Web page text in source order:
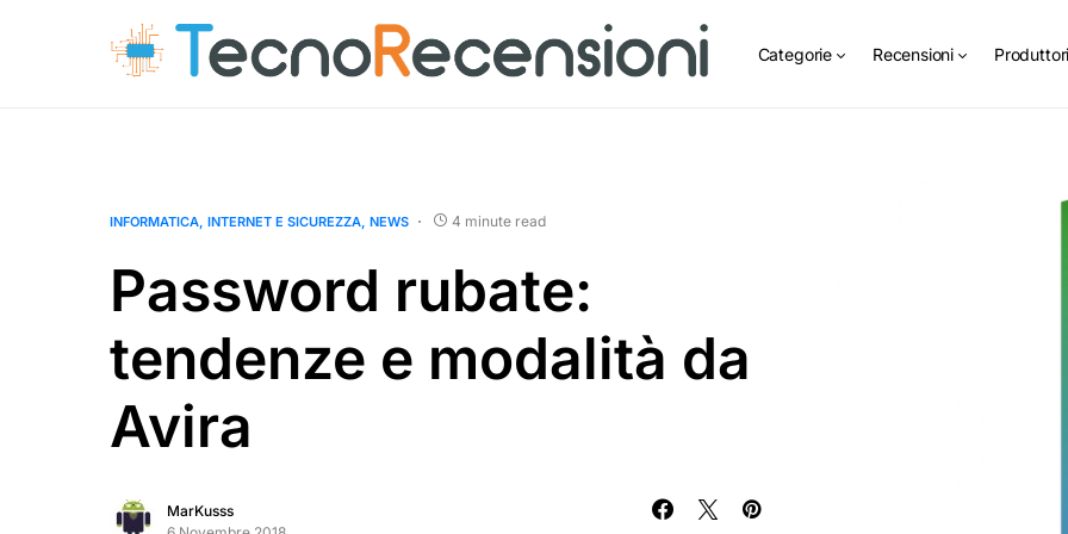
Categorie Recensioni
INFORMATICA INTERNET E SICUREZZA NEWS 4 minute read
Password rubate:
tendenze e modalità da
Avira
MarKusss